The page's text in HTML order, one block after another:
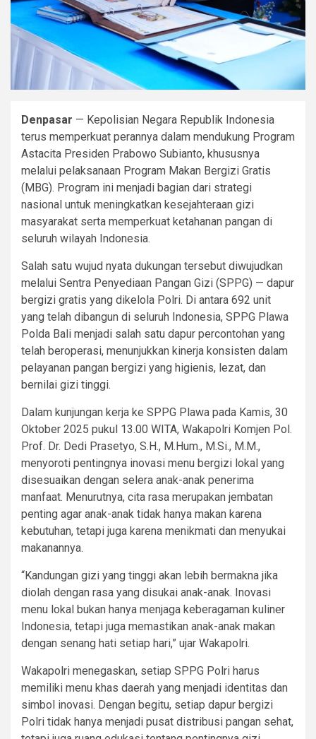
Denpasar — Kepolisian Negara Republik Indonesia
terus memperkuat perannya dalam mendukung Program
Astacita Presiden Prabowo Subianto, khususnya
melalui pelaksanaan Program Makan Bergizi Gratis
(MBG). Program ini menjadi bagian dari strategi
nasional untuk meningkatkan kesejahteraan gizi
masyarakat serta memperkuat ketahanan pangan di
seluruh wilayah Indonesia.
Salah satu wujud nyata dukungan tersebut diwujudkan
melalui Sentra Penyediaan Pangan Gizi (SPPG) — dapur
bergizi gratis yang dikelola Polri. Di antara 692 unit
yang telah dibangun di seluruh Indonesia, SPPG Plawa
Polda Bali menjadi salah satu dapur percontohan yang
telah beroperasi, menunjukkan kinerja konsisten dalam
pelayanan pangan bergizi yang higienis, lezat, dan
bernilai gizi tinggi.
Dalam kunjungan kerja ke SPPG Plawa pada Kamis, 30
Oktober 2025 pukul 13.00 WITA, Wakapolri Komjen Pol.
Prof. Dr. Dedi Prasetyo, S.H., M.Hum., M.Si., M.M.,
menyoroti pentingnya inovasi menu bergizi lokal yang
disesuaikan dengan selera anak-anak penerima
manfaat. Menurutnya, cita rasa merupakan jembatan
penting agar anak-anak tidak hanya makan karena
kebutuhan, tetapi juga karena menikmati dan menyukai
makanannya.
“Kandungan gizi yang tinggi akan lebih bermakna jika
diolah dengan rasa yang disukai anak-anak. Inovasi
menu lokal bukan hanya menjaga keberagaman kuliner
Indonesia, tetapi juga memastikan anak-anak makan
dengan senang hati setiap hari,” ujar Wakapolri.
Wakapolri menegaskan, setiap SPPG Polri harus
memiliki menu khas daerah yang menjadi identitas dan
simbol inovasi. Dengan begitu, setiap dapur bergizi
Polri tidak hanya menjadi pusat distribusi pangan sehat,